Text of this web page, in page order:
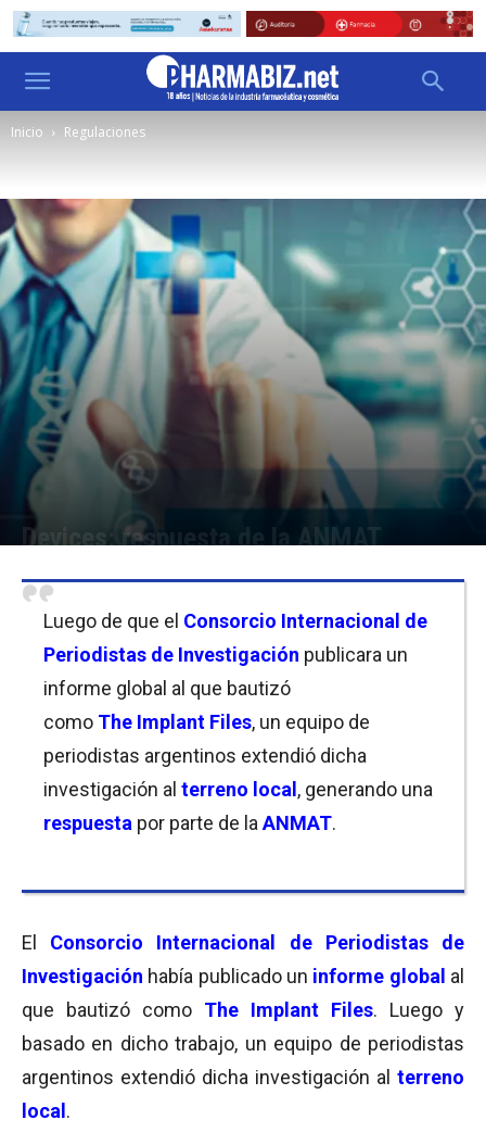
Inicio Regulaciones
Devices: respuesta de la ANMAT
Luego de que el Consorcio Internacional de
Periodistas de Investigación publicara un
informe global al que bautizó
como The Implant Files, un equipo de
periodistas argentinos extendió dicha
investigación al terreno local , generando una
respuesta por parte de la ANMAT.
El Consorcio Internacional de Periodistas de
Investigación había publicado un informe global al
que bautizó como The Implant Files. Luego y
basado en dicho trabajo, un equipo de periodistas
argentinos extendió dicha investigación al terreno
local .